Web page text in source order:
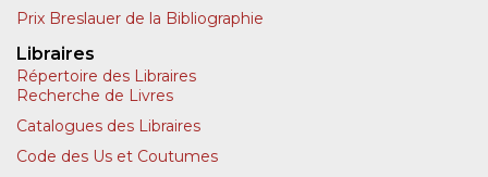
Prix Breslauer de la Bibliographie
Libraires
Répertoire des Libraires
Recherche de Livres
Catalogues des Libraires
Code des Us et Coutumes